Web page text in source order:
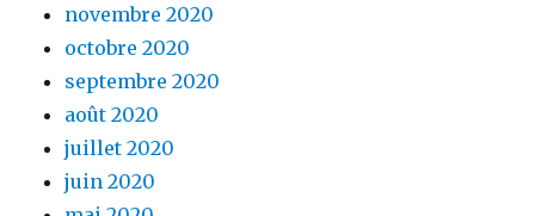
novembre 2020
octobre 2020
septembre 2020
août 2020
juillet 2020
juin 2020